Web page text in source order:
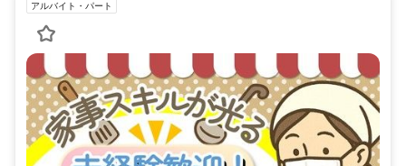
アルバイト・パート